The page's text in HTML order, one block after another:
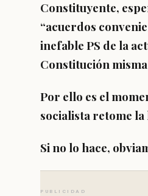
Constituyente,
“acuerdos
inefable PS de la
Constitución
Por ello es el
socialista retome
Si no lo hace,
PUBLICIDAD